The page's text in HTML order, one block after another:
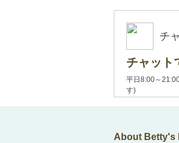
チ
チャット
平日8:00～
す)
About Betty's